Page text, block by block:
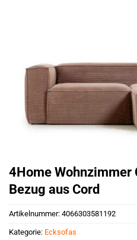
4Home Wohnzimmer
Bezug aus Cord
Artikelnummer: 4066303581192
Kategorie: Ecksofas